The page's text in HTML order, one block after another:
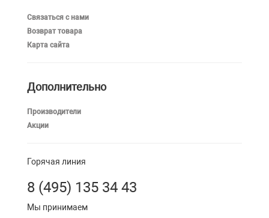
Связаться с нами
Возврат товара
Карта сайта
Дополнительно
Производители
Акции
Горячая линия
8 (495) 135 34 43
Мы принимаем